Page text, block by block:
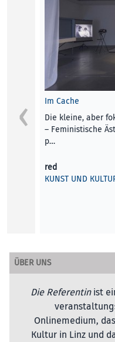
Im Cache
Die kleine, aber
– Femi­nis­ti­sche
p…
red
KUNST UND
ÜBER UNS
Die Referentinist
Onlinemedium,
Kultur in Linz und